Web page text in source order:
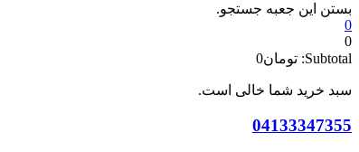
بستن این جعبه جستجو.
0
0
Subtotal: تومان0
سبد خرید شما خالی است.
04133347355